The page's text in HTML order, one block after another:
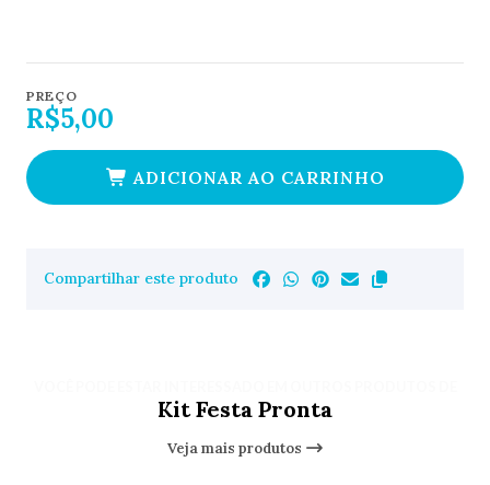
PREÇO
R$5,00
ADICIONAR AO CARRINHO
Compartilhar este produto
Kit Festa Pronta
Veja mais produtos